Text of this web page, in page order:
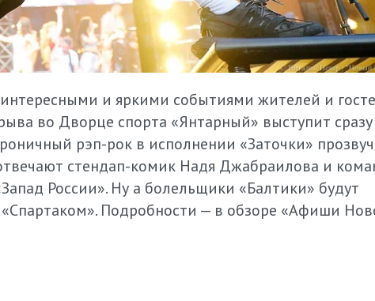
и яркими событиями жителей и
во Дворце спорта «Янтарный» выступит
рэп-рок в исполнении «Заточки»
стендап-комик Надя Джабраилова и
России». Ну а болельщики «Балтики» будут
Подробности — в обзоре «Афиши